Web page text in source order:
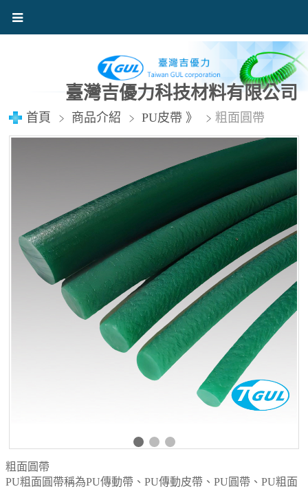
臺灣吉優力科技材料有限公司
首頁 商品介紹 PU皮帶 》 粗面圓帶
粗面圓帶
PU粗面圓帶稱為PU傳動帶、PU傳動皮帶、PU圓帶、PU粗面